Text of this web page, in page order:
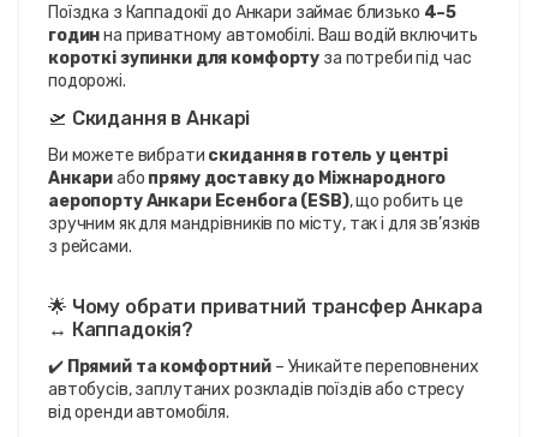
Поїздка з Каппадокії до Анкари займає близько 4–5
годин
короткі зупинки для комфорту за потреби під час
подорожі.
🛫 Скидання в Анкарі
Ви можете вибрати скидання в готель у центрі
Анкари або пряму доставку до Міжнародного
аеропорту Анкари Есенбога (ESB), що робить це
зручним як для мандрівників по місту, так і для зв’язків
з рейсами.
🌟 Чому обрати приватний трансфер Анкара
↔ Каппадокія?
✔️ Прямий та комфортний – Уникайте переповнених
автобусів, заплутаних розкладів поїздів або стресу
від оренди автомобіля.